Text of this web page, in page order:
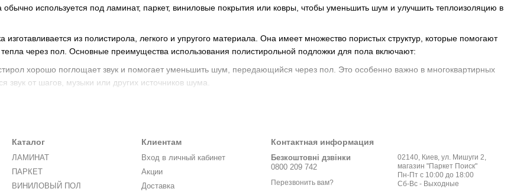
используется под ламинат, паркет, виниловые покрытия или ковры, чтобы уменьшить шум и улучшить теплоизоляцию в
изготавливается из полистирола, легкого и упругого материала. Она имеет множество пористых структур, которые помогают
тепла через пол. Основные преимущества использования полистирольной подложки для пола включают:
хорошо поглощает звук и помогает уменьшить шум, передающийся через пол. Это особенно важно в многоквартирных
звук от шагов, музыки или других источников шума.
не поглощает влагу, поэтому подложка защищает покрытие пола от подъема влаги с пола и возможных повреждений.
Полистирольная подложка легкая, гибкая и проста в монтаже. Она может быть вырезана на необходимый размер и легко
Каталог
ЛАМИНАТ
ПАРКЕТ
ВИНИЛОВЫЙ ПОЛ
Клиентам
Вход в личный кабинет
Акции
Доставка
Контактная информация
Безкоштовні дзвінки
0800 209 742
Перезвонить вам?
02140, Киев, ул. Мишуги 2,
магазин "Паркет Поиск"
Пн-Пт с 10:00 до 18:00
Сб-Вс - Выходные